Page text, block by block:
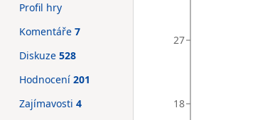
18
27
Profil hry
Komentáře 7
Diskuze 528
Hodnocení 201
Zajímavosti 4